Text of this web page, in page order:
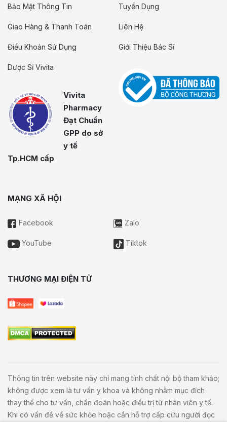
Bảo Mật Thông Tin
Giao Hàng & Thanh Toán
Điều Khoản Sử Dụng
Dược Sĩ Vivita
Vivita
Pharmacy
Đạt Chuẩn
GPP do sở
y tế
Tp.HCM cấp
Tuyển Dụng
Liên Hệ
Giới Thiệu Bác Sĩ
MẠNG XÃ HỘI
Facebook Zalo
YouTube Tiktok
THƯƠNG MẠI ĐIỆN TỬ
Thông tin trên website này chỉ mang tính chất nội bộ tham khảo;
không được xem là tư vấn y khoa và không nhằm mục đích
thay thế cho tư vấn, chẩn đoán hoặc điều trị từ nhân viên y tế.
Khi có vấn đề về sức khỏe hoặc cần hỗ trợ cấp cứu người đọc